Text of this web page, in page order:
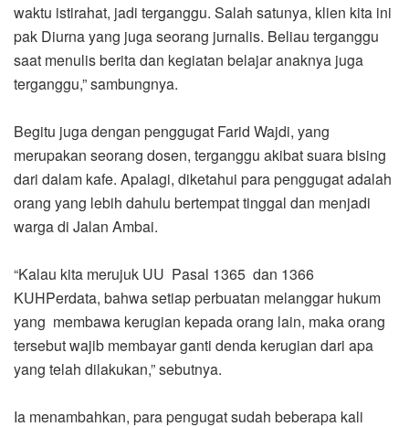
waktu istirahat, jadi terganggu. Salah satunya, klien kita ini
pak Diurna yang juga seorang jurnalis. Beliau terganggu
saat menulis berita dan kegiatan belajar anaknya juga
terganggu,” sambungnya.
Begitu juga dengan penggugat Farid Wajdi, yang
merupakan seorang dosen, terganggu akibat suara bising
dari dalam kafe. Apalagi, diketahui para penggugat adalah
orang yang lebih dahulu bertempat tinggal dan menjadi
warga di Jalan Ambai.
“Kalau kita merujuk UU Pasal 1365 dan 1366
KUHPerdata, bahwa setiap perbuatan melanggar hukum
yang membawa kerugian kepada orang lain, maka orang
tersebut wajib membayar ganti denda kerugian dari apa
yang telah dilakukan,” sebutnya.
Ia menambahkan, para pengugat sudah beberapa kali